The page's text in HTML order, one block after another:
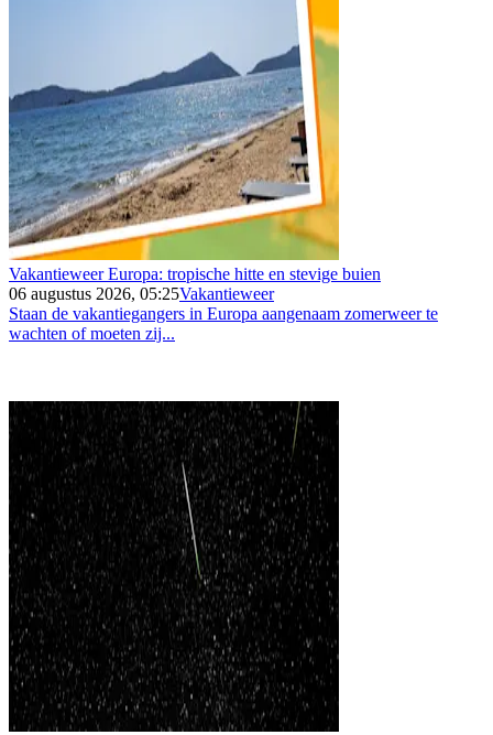
Vakantieweer Europa: tropische hitte en stevige buien
06 augustus 2026, 05:25Vakantieweer
Staan de vakantiegangers in Europa aangenaam zomerweer te
wachten of moeten zij...